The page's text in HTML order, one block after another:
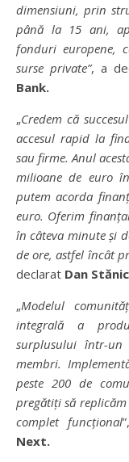
dimensiuni, prin
până la 15 ani,
fonduri europene, c
surse private”, a
Bank.
„Credem că
accesul rapid la
sau firme. Anul
milioane de euro î
putem acorda finanț
euro. Oferim finanț
în câteva minuteși
de ore, astfel încât
declarat Dan Stănic
„Modelul comunităț
integralăa
surplusului într-un
membri. Implement
peste 200 de
pregătiți să replicăm
complet funcțional
Next.